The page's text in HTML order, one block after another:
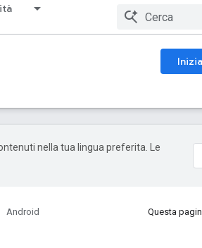
Inizia
nella tua lingua preferita. Le
Android
Questa